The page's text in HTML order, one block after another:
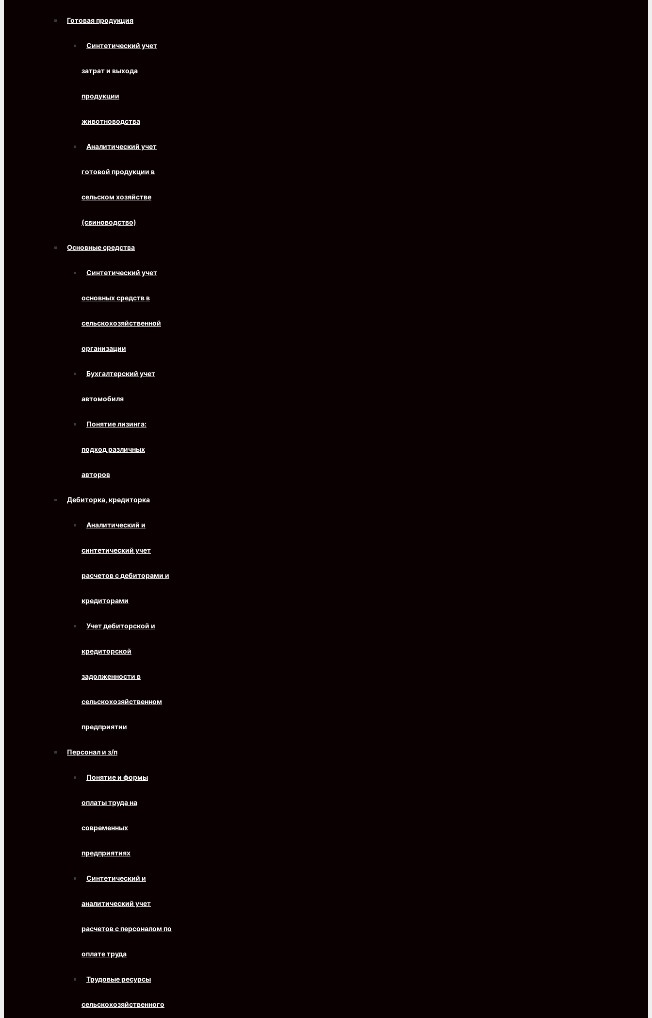
Готовая продукция
Синтетический учет
затрат и выхода
продукции
животноводства
Аналитический учет
готовой продукции в
сельском хозяйстве
(свиноводство)
Основные средства
Синтетический учет
основных средств в
сельскохозяйственной
организации
Бухгалтерский учет
автомобиля
Понятие лизинга:
подход различных
авторов
Дебиторка, кредиторка
Аналитический и
синтетический учет
расчетов с дебиторами и
кредиторами
Учет дебиторской и
кредиторской
задолженности в
сельскохозяйственном
предприятии
Персонал и з/п
Понятие и формы
оплаты труда на
современных
предприятиях
Синтетический и
аналитический учет
расчетов с персоналом по
оплате труда
Трудовые ресурсы
сельскохозяйственного